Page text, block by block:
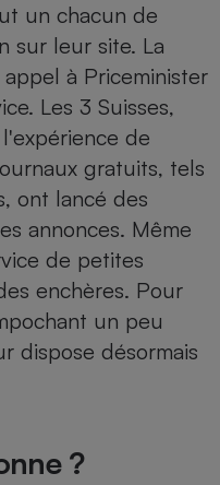
un chacun de
sur leur site. La
à Priceminister
Les 3 Suisses,
de
gratuits, tels
ont lancé des
annonces. Même
de petites
enchères. Pour
un peu
dispose désormais
?
bouteille
Banque
Lave-linge
Téléviseur
Matelas
Radiateur électrique
Antimoustique